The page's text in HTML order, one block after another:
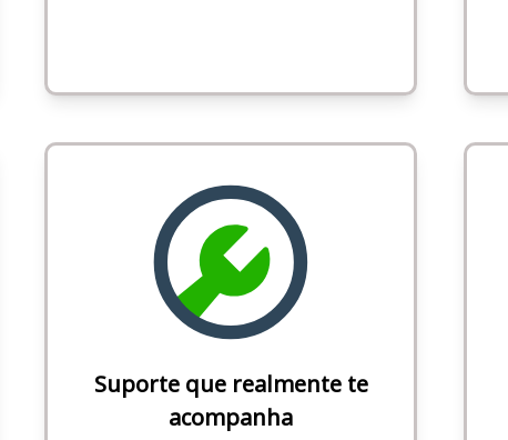
Suporte que realmente te
acompanha